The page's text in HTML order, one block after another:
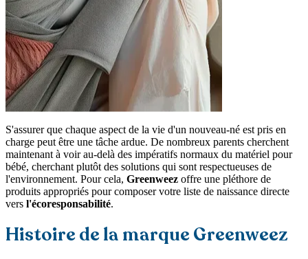
S'assurer que chaque aspect de la vie d'un nouveau-né est pris en
charge peut être une tâche ardue. De nombreux parents cherchent
maintenant à voir au-delà des impératifs normaux du matériel pour
bébé, cherchant plutôt des solutions qui sont respectueuses de
l'environnement. Pour cela, Greenweez offre une pléthore de
produits appropriés pour composer votre liste de naissance directe
vers l'écoresponsabilité.
Histoire de la marque Greenweez